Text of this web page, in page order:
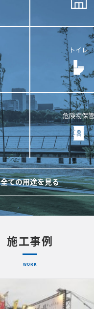
トイレ
危険物保管
全ての用途を見る
施工事例
WORK